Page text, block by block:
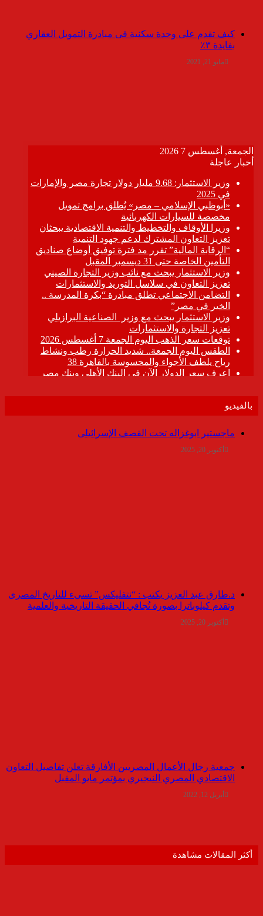
كيف تقدم على وحدة سكنية فى مبادرة التمويل العقاري
بفايدة ٣٪
مايو 21, 2021
بالفيديو
ماجستير ابوغزاله تحت القصف الإسرائيلى
أكتوبر 20, 2025
د.طارق عبد العزيز يكتب : “نتفليكس” تسىء للتاريخ المصرى
وتقدم كيلوباترا بصورة تُجافي الحقيقة التاريخية والعلمية
أكتوبر 20, 2025
جمعية رجال الأعمال المصريين الأفارقة تعلن تفاصيل التعاون
الاقتصادي المصري النيجيري بمؤتمر مايو المقبل
أبريل 12, 2022
أكثر المقالات مشاهدة